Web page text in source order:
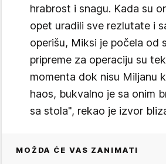
hrabrost i snagu. Kada su
opet uradili sve rezlutate i
operišu, Miksi je počela od
pripreme za operaciju su
momenta dok nisu Miljanu
haos, bukvalno je sa onim
sa stola", rekao je izvor
MOŽDA ĆE VAS ZANIMATI